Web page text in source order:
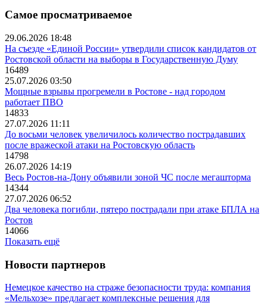
Самое просматриваемое
29.06.2026 18:48
На съезде «Единой России» утвердили список кандидатов от
Ростовской области на выборы в Государственную Думу
16489
25.07.2026 03:50
Мощные взрывы прогремели в Ростове - над городом
работает ПВО
14833
27.07.2026 11:11
До восьми человек увеличилось количество пострадавших
после вражеской атаки на Ростовскую область
14798
26.07.2026 14:19
Весь Ростов-на-Дону объявили зоной ЧС после мегашторма
14344
27.07.2026 06:52
Два человека погибли, пятеро пострадали при атаке БПЛА на
Ростов
14066
Показать ещё
Новости партнеров
Немецкое качество на страже безопасности труда: компания
«Мельхозе» предлагает комплексные решения для